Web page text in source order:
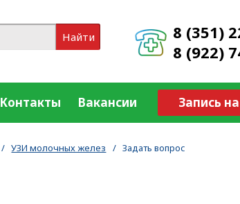
8 (351)
8 (922)
Найти
Запись
Контакты Вакансии
/ УЗИ молочных желез / Задать вопрос